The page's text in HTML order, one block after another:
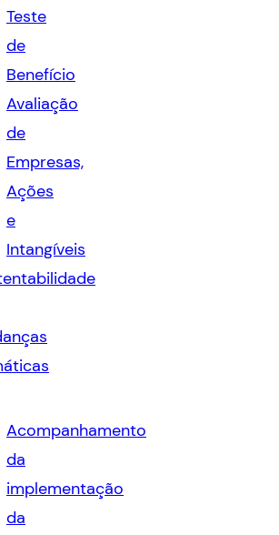
Teste
de
Benefício
Avaliação
de
Empresas,
Ações
e
Intangíveis
Acompanhamento
da
implementação
da